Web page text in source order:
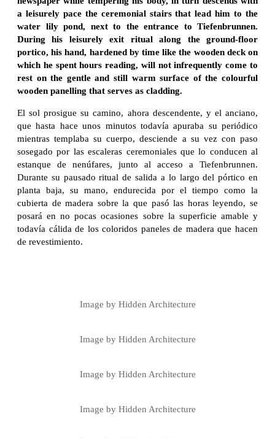
a leisurely pace the ceremonial stairs that lead him to the
water lily pond, next to the entrance to Tiefenbrunnen.
During his leisurely exit ritual along the ground-floor
portico, his hand, hardened by time like the wooden deck on
which he spent hours reading, will not infrequently come to
rest on the gentle and still warm surface of the colourful
wooden panelling that serves as cladding.
El sol prosigue su camino, ahora descendente, y el anciano,
que hasta hace unos minutos todavía apuraba su periódico
mientras templaba su cuerpo, desciende a su vez con paso
sosegado por las escaleras ceremoniales que lo conducen al
estanque de nenúfares, junto al acceso a Tiefenbrunnen.
Durante su pausado ritual de salida a lo largo del pórtico en
planta baja, su mano, endurecida por el tiempo como la
cubierta de madera sobre la que pasó las horas leyendo, se
posará en no pocas ocasiones sobre la superficie amable y
todavía cálida de los coloridos paneles de madera que hacen
de revestimiento.
Image by Hidden Architecture
Image by Hidden Architecture
Image by Hidden Architecture
Image by Hidden Architecture